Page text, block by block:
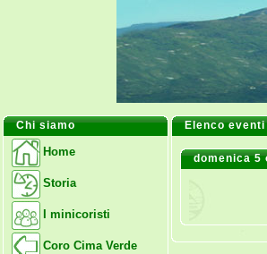
Chi siamo
Home
Storia
I minicoristi
Coro Cima Verde
Elenco eventi
domenica 5